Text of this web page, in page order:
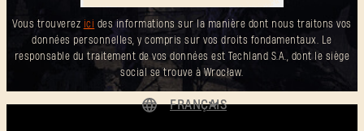
Vous trouverez ici des informations sur la manière dont nous traitons vos
données personnelles, y compris sur vos droits fondamentaux. Le
responsable du traitement de vos données est Techland S.A., dont le siège
social se trouve à Wrocław.
FRANÇAIS